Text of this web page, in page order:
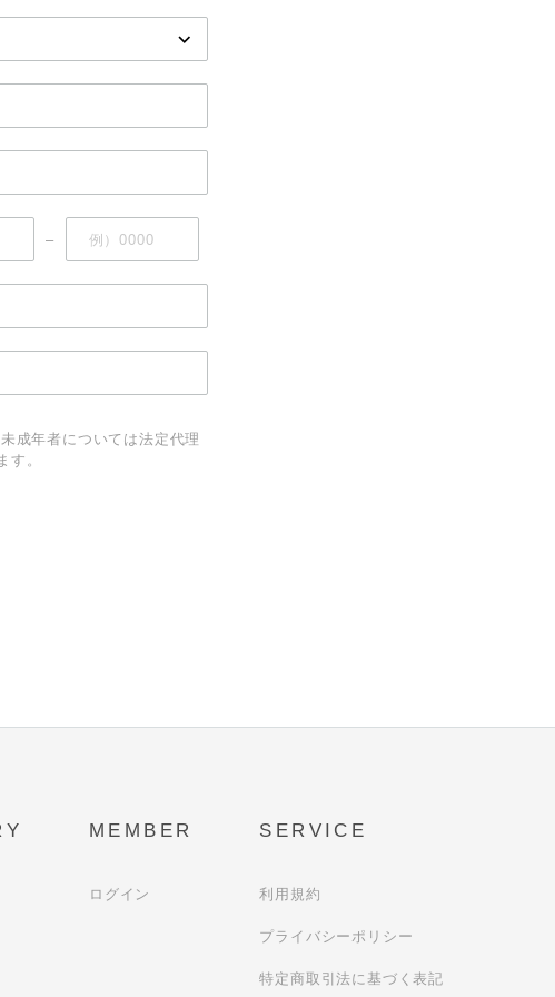
–
成年者については法定代理
す。
MEMBER
ログイン
SERVICE
利用規約
プライバシーポリシー
特定商取引法に基づく表記